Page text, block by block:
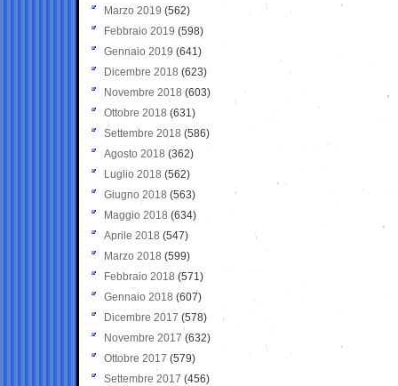
Marzo 2019 (562)
Febbraio 2019 (598)
Gennaio 2019 (641)
Dicembre 2018 (623)
Novembre 2018 (603)
Ottobre 2018 (631)
Settembre 2018 (586)
Agosto 2018 (362)
Luglio 2018 (562)
Giugno 2018 (563)
Maggio 2018 (634)
Aprile 2018 (547)
Marzo 2018 (599)
Febbraio 2018 (571)
Gennaio 2018 (607)
Dicembre 2017 (578)
Novembre 2017 (632)
Ottobre 2017 (579)
Settembre 2017 (456)